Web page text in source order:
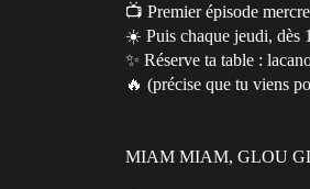
📺 Premier épisode
☀️ Puis chaque jeudi, dès
✨ Réserve ta table :
🔥 (précise que tu viens
MIAM MIAM, GLOU